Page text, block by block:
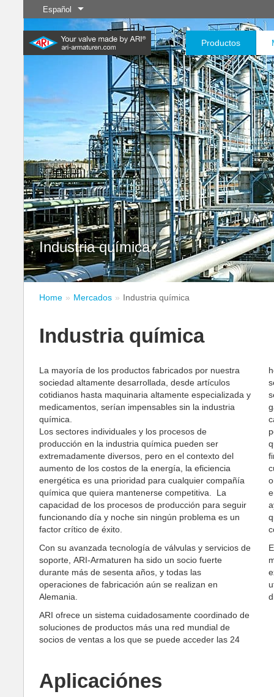
Español
Productos
Nuevos
productos
Saber más
Control
Saber más Saber más
Industria
20.000 productos para la
industria: su sistema flexible
para aplicaciones industriales
Saber más
Industria química
200.000 variantes para
productos químicos:
soluciones de productos
adaptadas a sus
necesidades individuales
Saber más
Industria química
Home Mercados Industria química
Industria química
La mayoría de los productos fabricados por nuestra
sociedad altamente desarrollada, desde artículos
cotidianos hasta maquinaria altamente especializada y
medicamentos, serían impensables sin la industria
química.
Los sectores individuales y los procesos de
producción en la industria química pueden ser
extremadamente diversos, pero en el contexto del
aumento de los costos de la energía, la eficiencia
energética es una prioridad para cualquier compañía
química que quiera mantenerse competitiva. La
capacidad de los procesos de producción para seguir
funcionando día y noche sin ningún problema es un
factor crítico de éxito.
Con su avanzada tecnología de válvulas y servicios de
soporte, ARI-Armaturen ha sido un socio fuerte
durante más de sesenta años, y todas las
operaciones de fabricación aún se realizan en
Alemania.
ARI ofrece un sistema cuidadosamente coordinado de
soluciones de productos más una red mundial de
socios de ventas a los que se puede acceder las 24
Aplicaciónes